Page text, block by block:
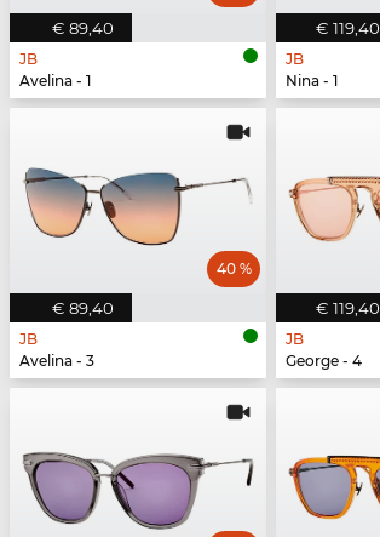
€ 89,40
JB
Avelina - 1
€ 119,40
JB
Nina - 1
€ 89,40
40 %
JB
Avelina - 3
€ 119,40
JB
George - 4